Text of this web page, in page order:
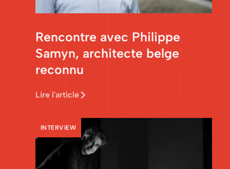
Rencontre avec Philippe
Samyn, architecte belge
reconnu
Lire l'article
INTERVIEW